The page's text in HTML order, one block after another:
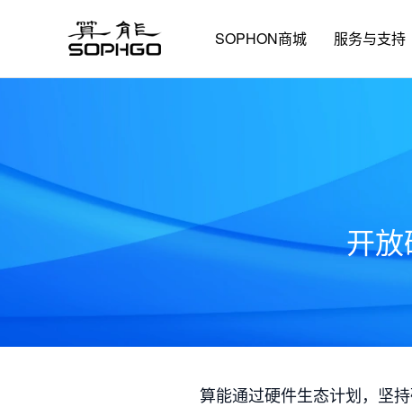
SOPHON商城 服务与支持
开
算能通过硬件生态计划，坚